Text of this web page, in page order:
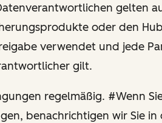
gelten
oder den
verwendet und jede
gilt.
regelmäßig. #Wenn
benachrichtigen wir Sie in